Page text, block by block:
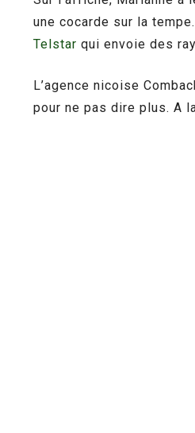
une cocarde sur la
Telstar qui envoie des
L’agence nicoise
pour ne pas dire plus. A